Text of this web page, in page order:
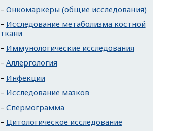
Онкомаркеры (общие исследования)
Исследование метаболизма костной
ткани
Иммунологические исследования
Аллергология
Инфекции
Исследование мазков
Спермограмма
Цитологическое исследование